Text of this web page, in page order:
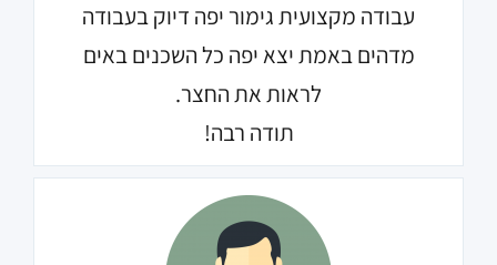
עבודה מקצועית גימור יפה דיוק בעבודה
מדהים באמת יצא יפה כל השכנים באים
לראות את החצר.
תודה רבה!